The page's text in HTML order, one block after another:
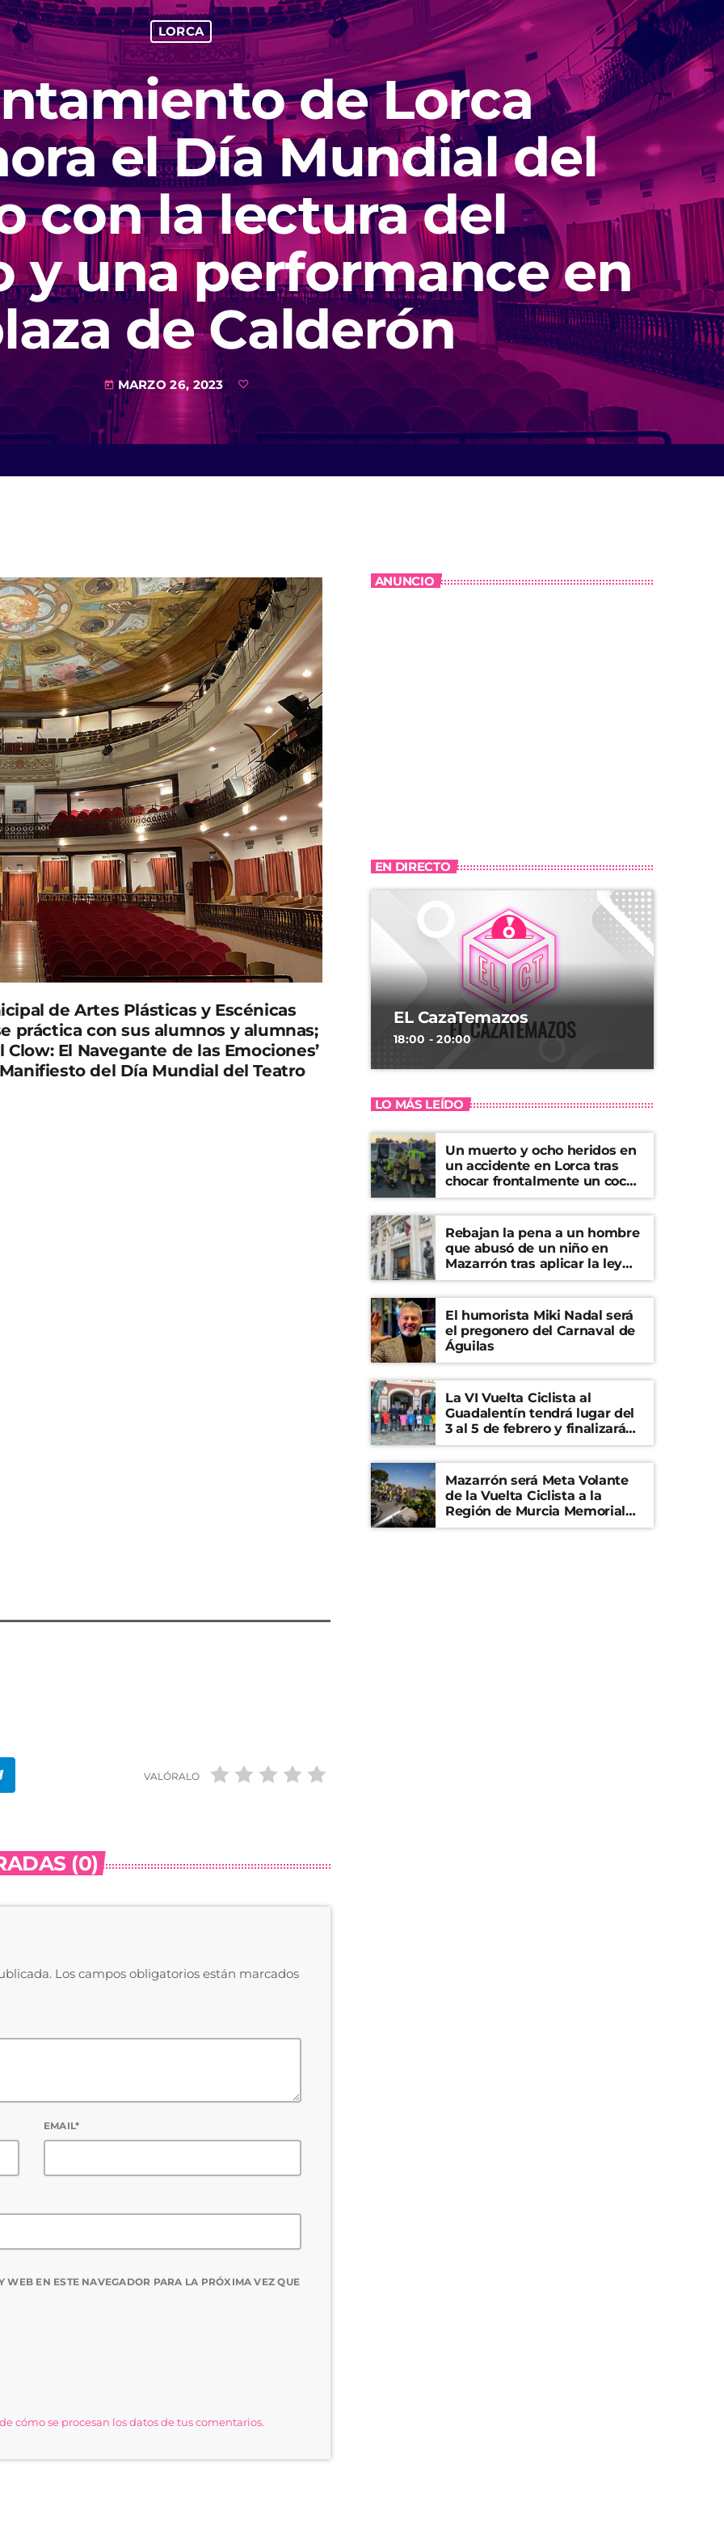
LORCA
de Lorca
el Día Mundial del
con la lectura del
y una performance en
de Calderón
today MARZO 26, 2023
de Artes Plásticas y Escénicas
práctica con sus alumnos y alumnas;
Clow: El Navegante de las Emociones’
del Día Mundial del Teatro
VALÓRALO
(0)
Los campos obligatorios están marcados
EMAIL*
WEB EN ESTE NAVEGADOR PARA LA PRÓXIMA VEZ QUE
cómo se procesan los datos de tus comentarios.
ANUNCIO
EN DIRECTO
EL CazaTemazos
18:00 - 20:00
LO MÁS LEÍDO
Un muerto y ocho heridos en
un accidente en Lorca tras
chocar frontalmente un coche
y una furgoneta
Rebajan la pena a un hombre
que abusó de un niño en
Mazarrón tras aplicar la ley
del ‘solo sí es sí’
El humorista Miki Nadal será
el pregonero del Carnaval de
Águilas
La VI Vuelta Ciclista al
Guadalentín tendrá lugar del
3 al 5 de febrero y finalizará
en el Castillo de Lorca
Mazarrón será Meta Volante
de la Vuelta Ciclista a la
Región de Murcia Memorial
Mariano Rojas